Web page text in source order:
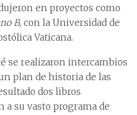
en proyectos como
B, con la Universidad de
Vaticana.
se realizaron intercambios
plan de historia de las
dos libros
a su vasto programa de